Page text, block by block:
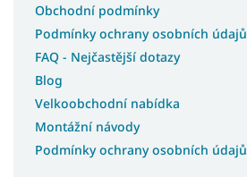
Obchodní podmínky
Podmínky ochrany osobních údajů
FAQ - Nejčastější dotazy
Blog
Velkoobchodní nabídka
Montážní návody
Podmínky ochrany osobních údajů